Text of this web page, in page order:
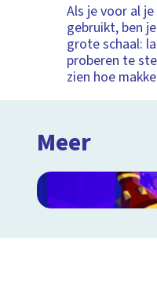
Als je voor al
gebruikt, ben
grote schaal:
proberen te
zien hoe
Meer